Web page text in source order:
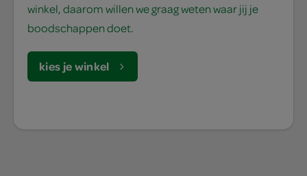
winkel, daarom willen we graag weten waar jij je
boodschappen doet.
kies je winkel